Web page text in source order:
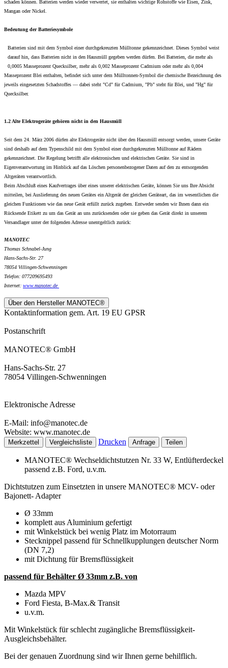
schaden können. Batterien werden wieder verwertet, sie enthalten wichtige Rohstoffe wie Eisen, Zink,
Mangan oder Nickel.
Bedeutung der Batteriesymbole
Batterien sind mit dem Symbol einer durchgekreuzten Mülltonne gekennzeichnet. Dieses Symbol weist
darauf hin, dass Batterien nicht in den Hausmüll gegeben werden dürfen. Bei Batterien, die mehr als
0,0005 Masseprozent Quecksilber, mehr als 0,002 Masseprozent Cadmium oder mehr als 0,004
Masseprozent Blei enthalten, befindet sich unter dem Mülltonnen-Symbol die chemische Bezeichnung des
jeweils eingesetzten Schadstoffes — dabei steht "Cd" für Cadmium, "Pb" steht für Blei, und "Hg" für
Quecksilber.
1.2 Alte Elektrogeräte gehören nicht in den Hausmüll
Seit dem 24. März 2006 dürfen alte Elektrogeräte nicht über den Hausmüll entsorgt werden, unsere Geräte
sind deshalb auf dem Typenschild mit dem Symbol einer durchgekreuzten Mülltonne auf Rädern
gekennzeichnet. Die Regelung betrifft alle elektronischen und elektrischen Geräte. Sie sind in
Eigenverantwortung im Hinblick auf das Löschen personenbezogener Daten auf den zu entsorgenden
Altgeräten verantwortlich.
Beim Abschluß eines Kaufvertrages über eines unserer elektrischen Geräte, können Sie uns Ihre Absicht
mitteilen, bei Auslieferung des neuen Gerätes ein Altgerät der gleichen Geräteart, das im wesentlichen die
gleichen Funktionen wie das neue Gerät erfüllt zurück zugeben. Entweder senden wir Ihnen dann ein
Rücksende Etikett zu um das Gerät an uns zurücksenden oder sie geben das Gerät direkt in unserem
Versandlager unter der folgenden Adresse unentgeltlich zurück:
MANOTEC
Thomas Schnabel-Jung
Hans-Sachs-Str. 27
78054 Villingen-Schwenningen
Telefon: 077209695493
Internet: www.manotec.de
Über den Hersteller MANOTEC®
Kontaktinformation gem. Art. 19 EU GPSR
Postanschrift
MANOTEC® GmbH
Hans-Sachs-Str. 27
78054 Villingen-Schwenningen
Elektronische Adresse
E-Mail: info@manotec.de
Website: www.manotec.de
Merkzettel Vergleichsliste Drucken Anfrage Teilen
MANOTEC® Wechseldichtstutzen Nr. 33 W, Entlüfterdeckel
passend z.B. Ford, u.v.m.
Dichtstutzen zum Einsetzten in unsere MANOTEC® MCV- oder
Bajonett- Adapter
Ø 33mm
komplett aus Aluminium gefertigt
mit Winkelstück bei wenig Platz im Motorraum
Stecknippel passend für Schnellkupplungen deutscher Norm
(DN 7,2)
mit Dichtung für Bremsflüssigkeit
passend für Behälter Ø 33mm z.B. von
Mazda MPV
Ford Fiesta, B-Max.& Transit
u.v.m.
Mit Winkelstück für schlecht zugängliche Bremsflüssigkeit-
Ausgleichsbehälter.
Bei der genauen Zuordnung sind wir Ihnen gerne behilflich.